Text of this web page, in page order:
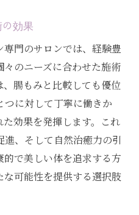
効果
門のサロンでは、経験豊
のニーズに合わせた施術
腸もみと比較しても優位
に対して丁寧に働きか
効果を発揮します。これ
、そして自然治癒力の引
で美しい体を追求する方
な可能性を提供する選択肢